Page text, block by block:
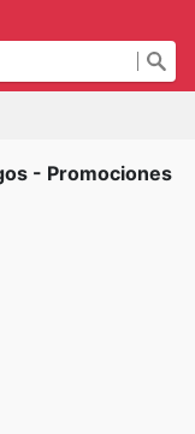
- Promociones